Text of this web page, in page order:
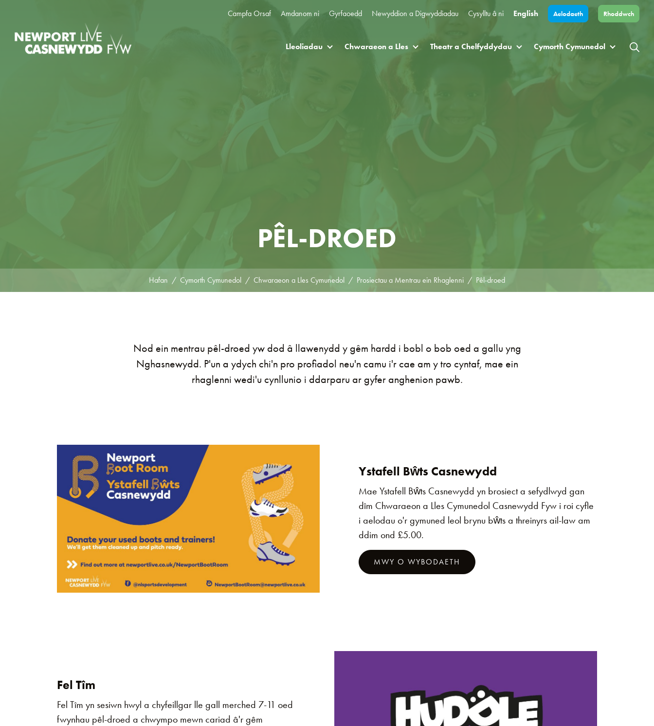
Campfa Orsaf Amdanom ni Gyrfaoedd Newyddion a Digwyddiadau Cysylltu â ni English Aelodaeth Rhoddwch
Lleoliadau Chwaraeon a Lles Theatr a Chelfyddydau Cymorth Cymunedol
PÊL-DROED
Hafan Cymorth Cymunedol Chwaraeon a Lles Cymunedol Prosiectau a Mentrau ein Rhaglenni Pêl-droed
Nod ein mentrau pêl-droed yw dod â llawenydd y gêm hardd i bobl o bob oed a gallu yng
Nghasnewydd. P'un a ydych chi'n pro profiadol neu'n camu i'r cae am y tro cyntaf, mae ein
rhaglenni wedi'u cynllunio i ddarparu ar gyfer anghenion pawb.
Ystafell Bŵts Casnewydd
Mae Ystafell Bŵts Casnewydd yn brosiect a sefydlwyd gan
dîm Chwaraeon a Lles Cymunedol Casnewydd Fyw i roi cyfle
i aelodau o'r gymuned leol brynu bŵts a threinyrs ail-law am
ddim ond £5.00.
MWY O WYBODAETH
Fel Tîm
Fel Tîm yn sesiwn hwyl a chyfeillgar lle gall merched 7-11 oed
fwynhau pêl-droed a chwympo mewn cariad â'r gêm